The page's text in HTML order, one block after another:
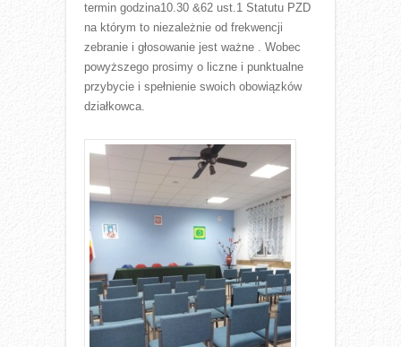
termin godzina10.30 &62 ust.1 Statutu PZD
na którym to niezależnie od frekwencji
zebranie i głosowanie jest ważne . Wobec
powyższego prosimy o liczne i punktualne
przybycie i spełnienie swoich obowiązków
działkowca.